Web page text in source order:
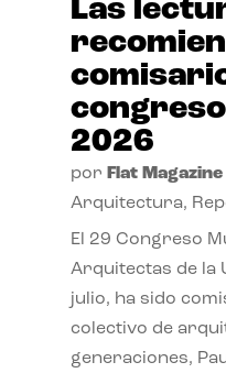
Las
2026
por Flat Magazine|
Arquitectura,
El 29 Congreso
Arquitectas de la
julio, ha sido
colectivo de
generaciones,